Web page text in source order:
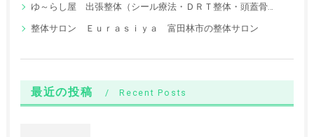
ゆ～らし屋 出張整体（シール療法・ＤＲＴ整体・頭蓋骨調整）
整体サロン Ｅｕｒａｓｉｙａ 富田林市の整体サロン
最近の投稿 Recent Posts